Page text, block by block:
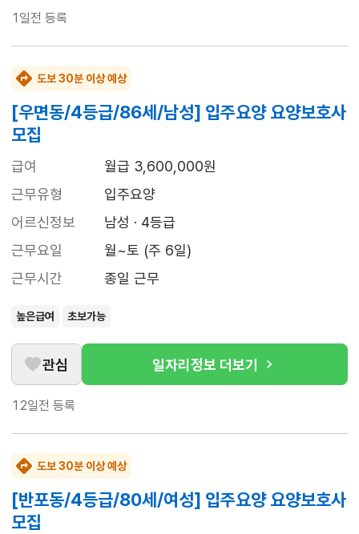
1일전 등록
도보 30분 이상 예상
[우면동/4등급/86세/남성] 입주요양 요양보호사
모집
급여
월급 3,600,000원
근무유형
입주요양
어르신정보
남성 · 4등급
근무요일
월~토 (주 6일)
근무시간
종일 근무
높은급여 초보가능
관심 일자리정보 더보기
12일전 등록
도보 30분 이상 예상
[반포동/4등급/80세/여성] 입주요양 요양보호사
모집